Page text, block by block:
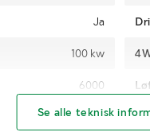
Ja
100 kw
6000
Meter
Se alle teknisk